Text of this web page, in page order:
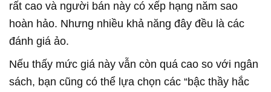
rất cao và người bán này có xếp hạng năm sao
hoàn hảo. Nhưng nhiều khả năng đây đều là các
đánh giá ảo.
Nếu thấy mức giá này vẫn còn quá cao so với ngân
sách, bạn cũng có thể lựa chọn các “bậc thầy hắc